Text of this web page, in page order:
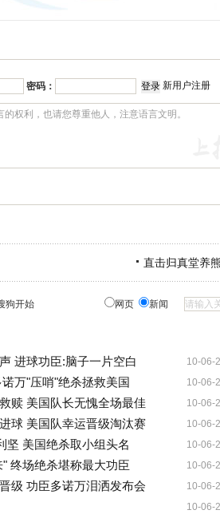
密码： 新用户注册
直击归真堂养
狗开始 网页 新闻
10-06-
进球功臣:脑子一片空白
10-06-
万"压哨"绝杀拯救美国
10-06-
赎 美国队长无愧全场最佳
10-06-
球 美国队幸运晋级淘汰赛
10-06-
坚 美国绝杀取小组头名
10-06-
终场绝杀堪称最大功臣
10-06-
级 功臣多诺万泪洒发布会
10-06-